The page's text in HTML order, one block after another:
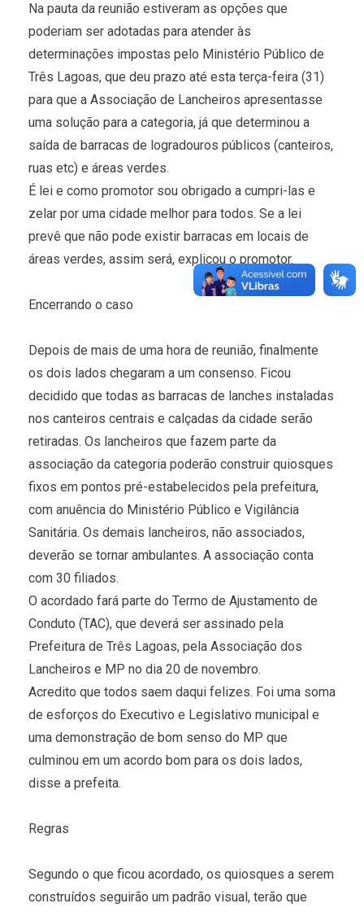
Na pauta da reunião estiveram as opções que
poderiam ser adotadas para atender às
determinações impostas pelo Ministério Público de
Três Lagoas, que deu prazo até esta terça-feira (31)
para que a Associação de Lancheiros apresentasse
uma solução para a categoria, já que determinou a
saída de barracas de logradouros públicos (canteiros,
ruas etc) e áreas verdes.
É lei e como promotor sou obrigado a cumpri-las e
zelar por uma cidade melhor para todos. Se a lei
prevê que não pode existir barracas em locais de
áreas verdes, assim será, explicou o promotor.
Encerrando o caso
Depois de mais de uma hora de reunião, finalmente
os dois lados chegaram a um consenso. Ficou
decidido que todas as barracas de lanches instaladas
nos canteiros centrais e calçadas da cidade serão
retiradas. Os lancheiros que fazem parte da
associação da categoria poderão construir quiosques
fixos em pontos pré-estabelecidos pela prefeitura,
com anuência do Ministério Público e Vigilância
Sanitária. Os demais lancheiros, não associados,
deverão se tornar ambulantes. A associação conta
com 30 filiados.
O acordado fará parte do Termo de Ajustamento de
Conduto (TAC), que deverá ser assinado pela
Prefeitura de Três Lagoas, pela Associação dos
Lancheiros e MP no dia 20 de novembro.
Acredito que todos saem daqui felizes. Foi uma soma
de esforços do Executivo e Legislativo municipal e
uma demonstração de bom senso do MP que
culminou em um acordo bom para os dois lados,
disse a prefeita.
Regras
Segundo o que ficou acordado, os quiosques a serem
construídos seguirão um padrão visual, terão que